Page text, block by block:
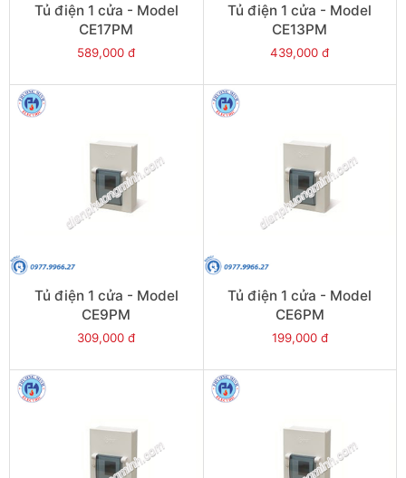
Tủ điện 1 cửa - Model
CE17PM
589,000 đ
Tủ điện 1 cửa - Model
CE13PM
439,000 đ
Tủ điện 1 cửa - Model
CE9PM
309,000 đ
Tủ điện 1 cửa - Model
CE6PM
199,000 đ